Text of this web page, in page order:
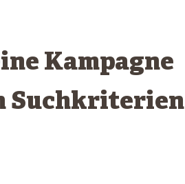
Kampagne
Suchkriterien